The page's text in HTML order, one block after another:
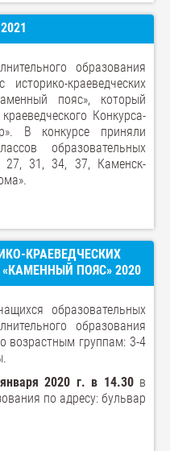
образования
краеведческих
пояс», который
Конкурса-
В конкурсе приняли
образовательных
31, 34, 37, Каменск-
КРАЕВЕДЧЕСКИХ
ПОЯС» 2020
образовательных
образования
возрастным группам: 3-4
2020 г. в 14.30в
по адресу: бульвар